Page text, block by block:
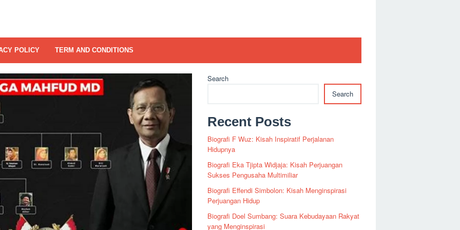
POLICY TERM AND CONDITIONS
Search
Search
Recent Posts
Biografi F Wuz: Kisah Inspiratif Perjalanan
Hidupnya
Biografi Eka Tjipta Widjaja: Kisah Perjuangan
Sukses Pengusaha Multimiliar
Biografi Effendi Simbolon: Kisah Menginspirasi
Perjuangan Hidup
Biografi Doel Sumbang: Suara Kebudayaan Rakyat
yang Menginspirasi